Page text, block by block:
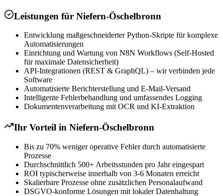
Leistungen für Niefern-Öschelbronn
Entwicklung maßgeschneiderter Python-Skripte für komplexe
Automatisierungen
Einrichtung und Wartung von N8N Workflows (Self-Hosted
für maximale Datensicherheit)
API-Integrationen (REST & GraphQL) – wir verbinden jede
Software
Automatisierte Berichterstellung und E-Mail-Versand
Intelligente Fehlerbehandlung und umfassendes Logging
Dokumentenverarbeitung mit OCR und KI-Extraktion
Ihr Vorteil in Niefern-Öschelbronn
Bis zu 70% weniger operative Fehler durch automatisierte
Prozesse
Durchschnittlich 500+ Arbeitsstunden pro Jahr eingespart
ROI typischerweise innerhalb von 3-6 Monaten erreicht
Skalierbare Prozesse ohne zusätzlichen Personalaufwand
DSGVO-konforme Lösungen mit lokaler Datenhaltung